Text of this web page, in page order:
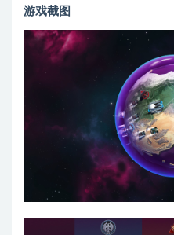
游戏截图